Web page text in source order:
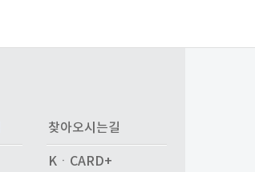
찾아오시는길
KㆍCARD+